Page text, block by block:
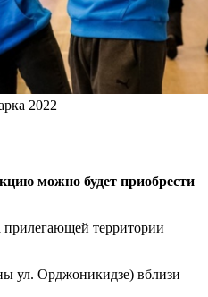
2022
можно будет приобрести
прилегающей территории
ул. Орджоникидзе) вблизи